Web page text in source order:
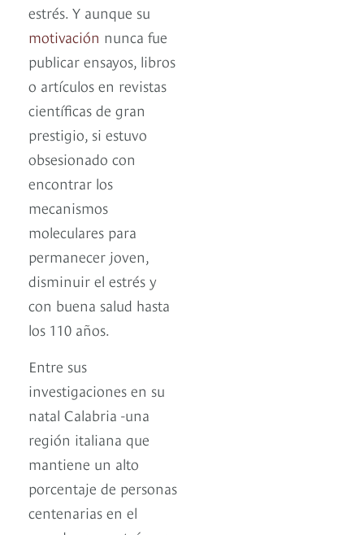
estrés. Y aunque su
motivación nunca fue
publicar ensayos, libros
o artículos en revistas
científicas de gran
prestigio, si estuvo
obsesionado con
encontrar los
mecanismos
moleculares para
permanecer joven,
disminuir el estrés y
con buena salud hasta
los 110 años.
Entre sus
investigaciones en su
natal Calabria -una
región italiana que
mantiene un alto
porcentaje de personas
centenarias en el